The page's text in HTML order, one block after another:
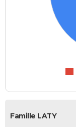
Famille LATY